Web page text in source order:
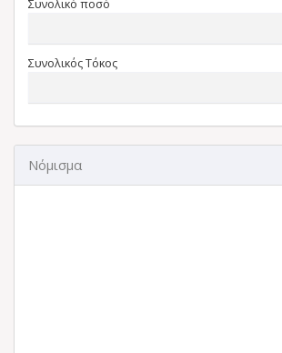
Συνολικό ποσό
Συνολικός Τόκος
Νόμισμα